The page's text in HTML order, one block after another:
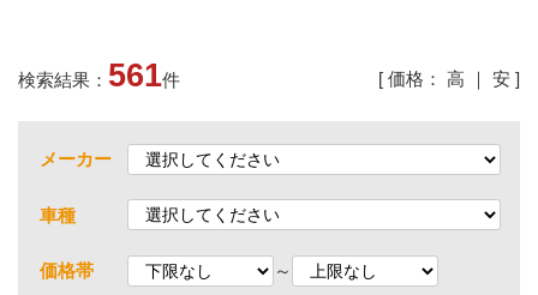
検索結果： 561件 [ 価格： 高 ｜ 安 ]
メーカー
車種
価格帯 ～